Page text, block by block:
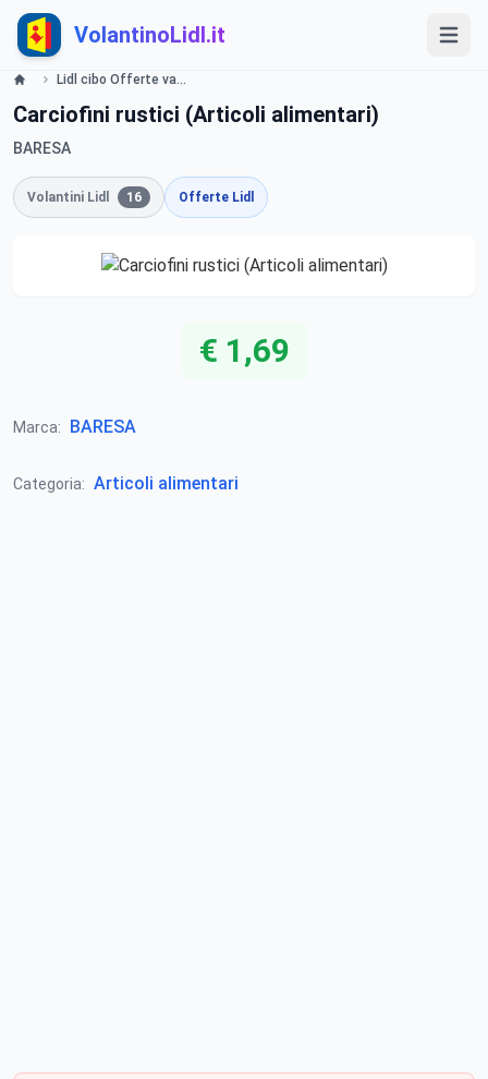
VolantinoLidl.it
Lidl cibo Offerte valide dal 27 Gennaio al 2 Febbraio 2014 Lidl
Carciofini rustici (Articoli alimentari)
BARESA
Volantini Lidl 16 Offerte Lidl
€ 1,69
Marca: BARESA
Categoria: Articoli alimentari